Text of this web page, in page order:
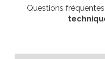
Questions